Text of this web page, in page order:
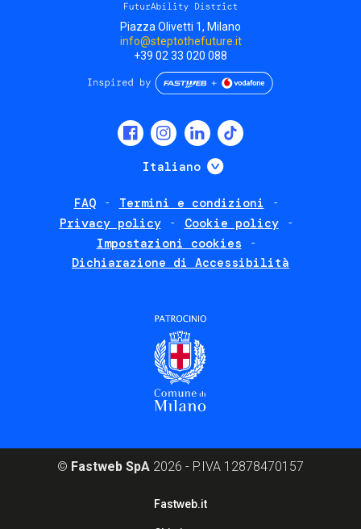
Piazza Olivetti 1, Milano
info@steptothefuture.it
+39 02 33 020 088
Italiano Mostra ulteriori
FAQ
Termini e condizioni
Privacy policy
Cookie policy
Impostazioni cookies
Dichiarazione di Accessibilità
© Fastweb SpA 2026 - P.IVA 12878470157
Fastweb.it